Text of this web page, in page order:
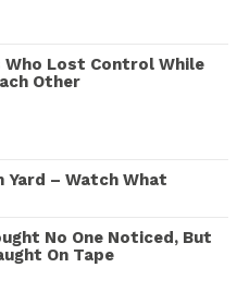
Lost Control While
Other
Yard – Watch What
No One Noticed, But
On Tape